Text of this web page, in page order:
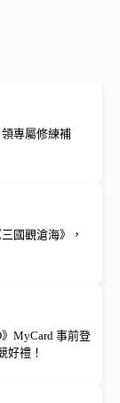
專屬修練補
國觀滄海》，
MyCard 事前登
好禮！